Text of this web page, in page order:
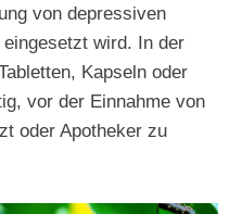
von depressiven
wird. In der
Kapseln oder
vor der Einnahme von
oder Apotheker zu